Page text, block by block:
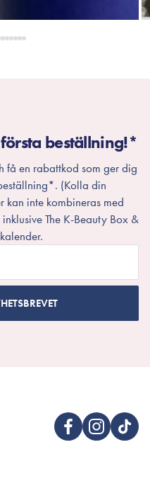
beställning!*
få en rabattkod som ger dig
(Kolla din
inte kombineras med
The K-Beauty Box &